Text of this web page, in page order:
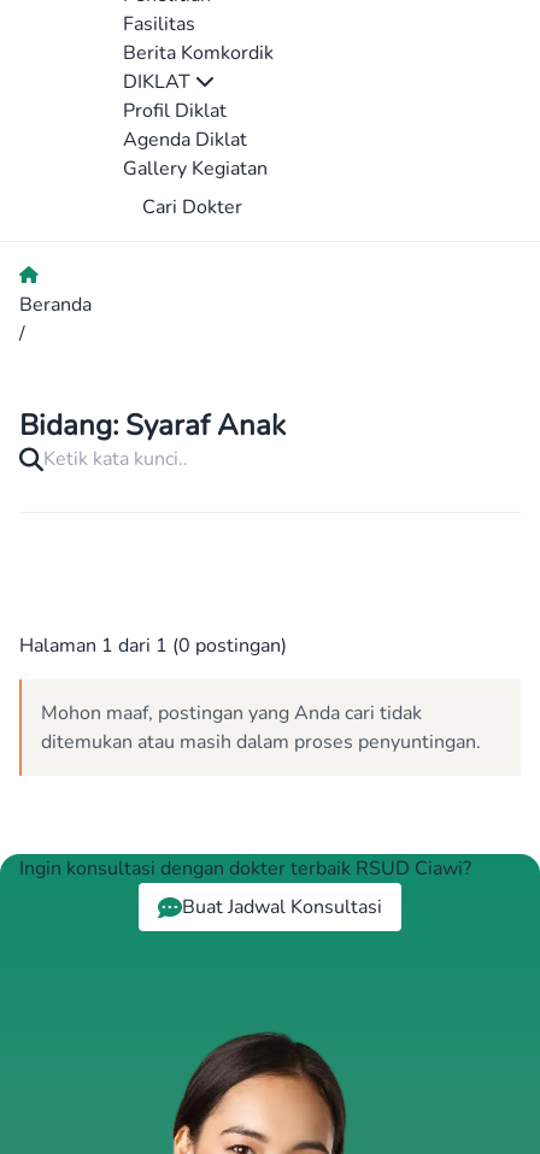
Fasilitas
Berita Komkordik
DIKLAT
Profil Diklat
Agenda Diklat
Gallery Kegiatan
Cari Dokter
Beranda
/
Bidang: Syaraf Anak
Halaman 1 dari 1 (0 postingan)
Mohon maaf, postingan yang Anda cari tidak
ditemukan atau masih dalam proses penyuntingan.
Ingin konsultasi dengan dokter terbaik RSUD Ciawi?
Buat Jadwal Konsultasi